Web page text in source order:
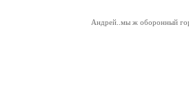
Андрей..мы ж оборонный